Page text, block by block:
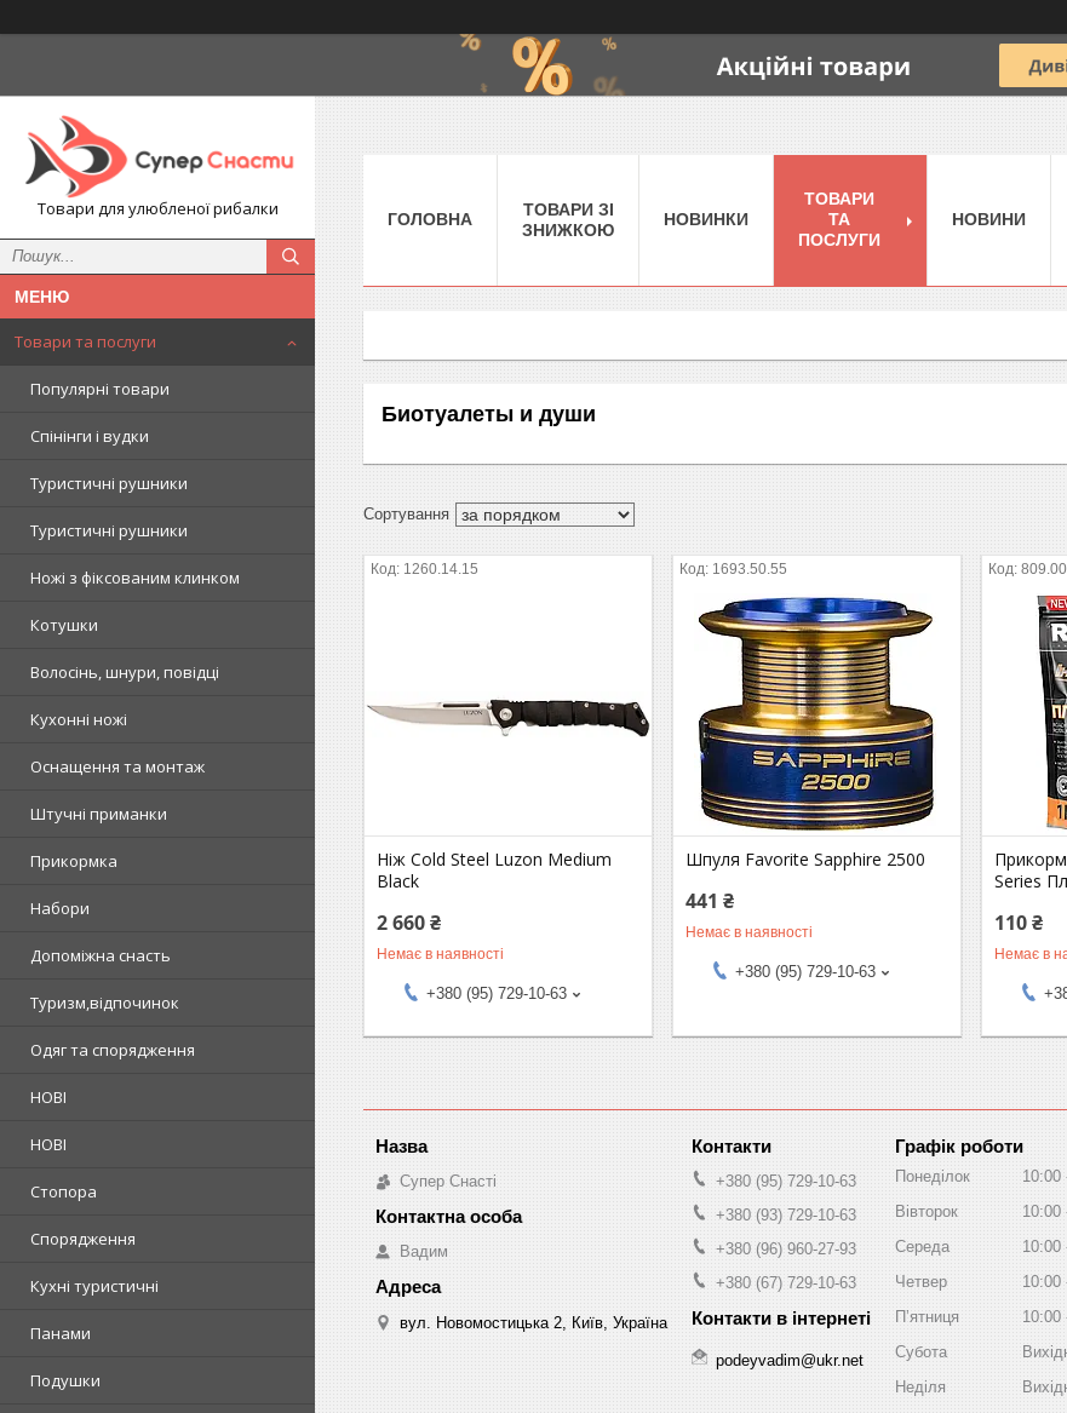
Товари для улюбленої рибалки
Товари та послуги
Популярні товари
Спінінги і вудки
Туристичні рушники
Туристичні рушники
Ножі з фіксованим клинком
Котушки
Волосінь, шнури, повідці
Кухонні ножі
Оснащення та монтаж
Штучні приманки
Прикормка
Набори
Допоміжна снасть
Туризм,відпочинок
Одяг та спорядження
НОВІ
НОВІ
Стопора
Спорядження
Кухні туристичні
Панами
Подушки
ГОЛОВНА
ТОВАРИ ЗІ
ЗНИЖКОЮ
НОВИНКИ
ТОВАРИ
ТА
ПОСЛУГИ
НОВИНИ
Биотуалеты и души
1260.14.15
Ніж Cold Steel Luzon Medium
Black
2 660 ₴
Немає в наявності
+380 (95) 729-10-63
1693.50.55
Шпуля Favorite Sapphire 2500
441 ₴
Немає в наявності
+380 (95) 729-10-63
Series
110 ₴
Немає в
Супер Снасті
Вадим
вул. Новомостицька 2, Київ, Україна
+380 (95) 729-10-63
+380 (93) 729-10-63
+380 (96) 960-27-93
+380 (67) 729-10-63
podeyvadim@ukr.net
Графік роботи
Понеділок 10:00
Вівторок
10:00
Середа
10:00
Четвер
10:00
Пʼятниця
10:00
Субота
Неділя